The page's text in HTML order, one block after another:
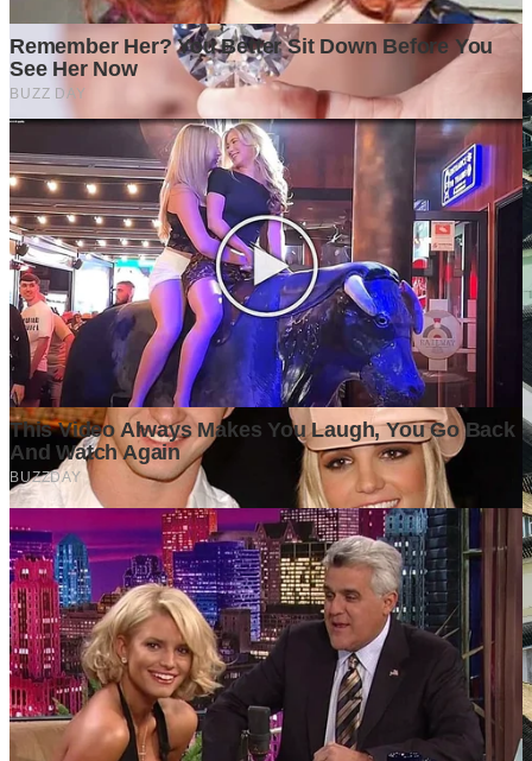
Mengapa Banyak Bisnis Gagal Bukan Karena Produknya
Buruk?
5 days ago